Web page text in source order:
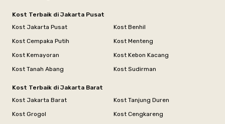
Kost Terbaik di Jakarta Pusat
Kost Jakarta Pusat
Kost Benhil
Kost Cempaka Putih
Kost Menteng
Kost Kemayoran
Kost Kebon Kacang
Kost Tanah Abang
Kost Sudirman
Kost Terbaik di Jakarta Barat
Kost Jakarta Barat
Kost Tanjung Duren
Kost Grogol
Kost Cengkareng